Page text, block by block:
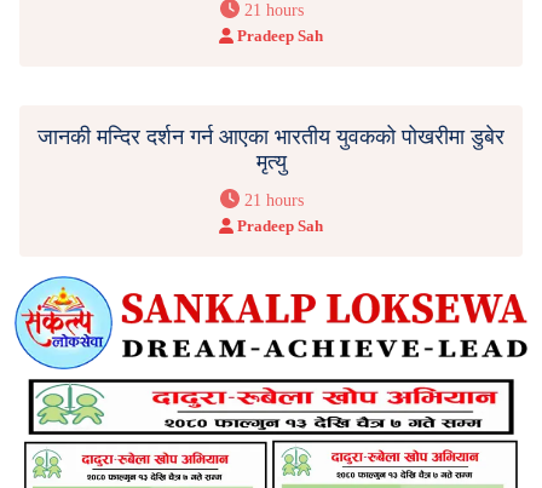
21 hours
Pradeep Sah
जानकी मन्दिर दर्शन गर्न आएका भारतीय युवकको पोखरीमा डुबेर
मृत्यु
21 hours
Pradeep Sah